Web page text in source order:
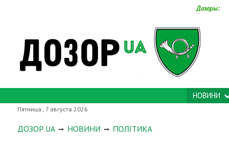
Дозоры:
НОВИНИ
Пятница , 7 августа 2026
ДОЗОР.UA НОВИНИ ПОЛІТИКА